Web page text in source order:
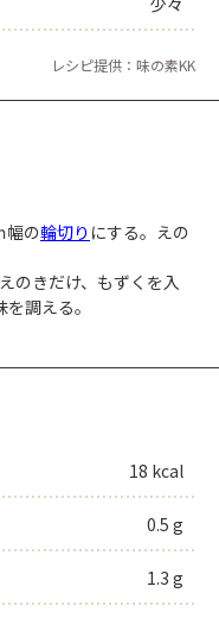
レシピ提供：味の素KK
幅の輪切り にする。えの
のきだけ、もずくを入
調える。
18 kcal
0.5 g
1.3 g